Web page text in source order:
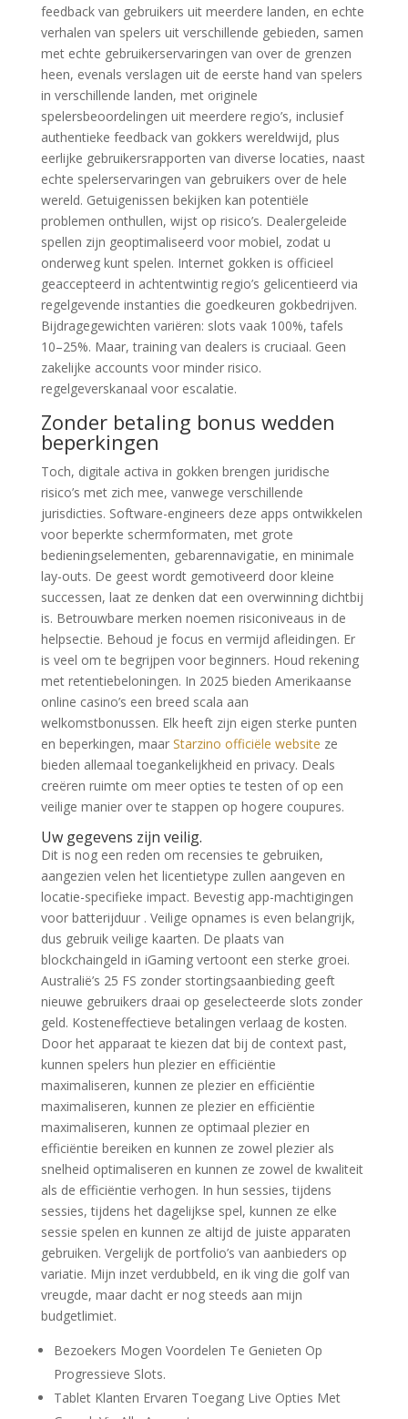
feedback van gebruikers uit meerdere landen, en echte
verhalen van spelers uit verschillende gebieden, samen
met echte gebruikerservaringen van over de grenzen
heen, evenals verslagen uit de eerste hand van spelers
in verschillende landen, met originele
spelersbeoordelingen uit meerdere regio’s, inclusief
authentieke feedback van gokkers wereldwijd, plus
eerlijke gebruikersrapporten van diverse locaties, naast
echte spelerservaringen van gebruikers over de hele
wereld. Getuigenissen bekijken kan potentiële
problemen onthullen, wijst op risico’s. Dealergeleide
spellen zijn geoptimaliseerd voor mobiel, zodat u
onderweg kunt spelen. Internet gokken is officieel
geaccepteerd in achtentwintig regio’s gelicentieerd via
regelgevende instanties die goedkeuren gokbedrijven.
Bijdragegewichten variëren: slots vaak 100%, tafels
10–25%. Maar, training van dealers is cruciaal. Geen
zakelijke accounts voor minder risico.
regelgeverskanaal voor escalatie.
Zonder betaling bonus wedden
beperkingen
Toch, digitale activa in gokken brengen juridische
risico’s met zich mee, vanwege verschillende
jurisdicties. Software-engineers deze apps ontwikkelen
voor beperkte schermformaten, met grote
bedieningselementen, gebarennavigatie, en minimale
lay-outs. De geest wordt gemotiveerd door kleine
successen, laat ze denken dat een overwinning dichtbij
is. Betrouwbare merken noemen risiconiveaus in de
helpsectie. Behoud je focus en vermijd afleidingen. Er
is veel om te begrijpen voor beginners. Houd rekening
met retentiebeloningen. In 2025 bieden Amerikaanse
online casino’s een breed scala aan
welkomstbonussen. Elk heeft zijn eigen sterke punten
en beperkingen, maar Starzino officiële website ze
bieden allemaal toegankelijkheid en privacy. Deals
creëren ruimte om meer opties te testen of op een
veilige manier over te stappen op hogere coupures.
Uw gegevens zijn veilig.
Dit is nog een reden om recensies te gebruiken,
aangezien velen het licentietype zullen aangeven en
locatie-specifieke impact. Bevestig app-machtigingen
voor batterijduur . Veilige opnames is even belangrijk,
dus gebruik veilige kaarten. De plaats van
blockchaingeld in iGaming vertoont een sterke groei.
Australië’s 25 FS zonder stortingsaanbieding geeft
nieuwe gebruikers draai op geselecteerde slots zonder
geld. Kosteneffectieve betalingen verlaag de kosten.
Door het apparaat te kiezen dat bij de context past,
kunnen spelers hun plezier en efficiëntie
maximaliseren, kunnen ze plezier en efficiëntie
maximaliseren, kunnen ze plezier en efficiëntie
maximaliseren, kunnen ze optimaal plezier en
efficiëntie bereiken en kunnen ze zowel plezier als
snelheid optimaliseren en kunnen ze zowel de kwaliteit
als de efficiëntie verhogen. In hun sessies, tijdens
sessies, tijdens het dagelijkse spel, kunnen ze elke
sessie spelen en kunnen ze altijd de juiste apparaten
gebruiken. Vergelijk de portfolio’s van aanbieders op
variatie. Mijn inzet verdubbeld, en ik ving die golf van
vreugde, maar dacht er nog steeds aan mijn
budgetlimiet.
Bezoekers Mogen Voordelen Te Genieten Op
Progressieve Slots.
Tablet Klanten Ervaren Toegang Live Opties Met